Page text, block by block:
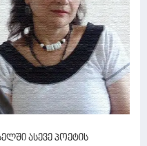
ასევე პოეტის